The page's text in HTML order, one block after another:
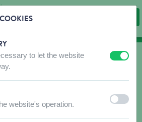
facilement des débouchés
le(s) magasin(s) recommandé(s) avant
que les produits que vous
to let the website
off on
website's operation. off on